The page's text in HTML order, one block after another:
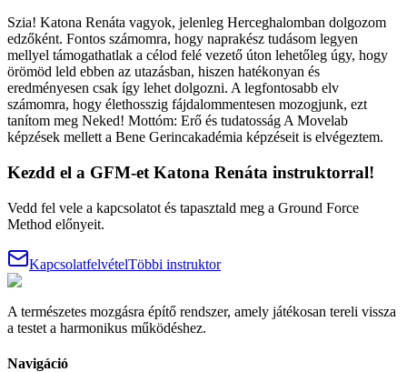
Szia! Katona Renáta vagyok, jelenleg Herceghalomban dolgozom
edzőként. Fontos számomra, hogy naprakész tudásom legyen
mellyel támogathatlak a célod felé vezető úton lehetőleg úgy, hogy
örömöd leld ebben az utazásban, hiszen hatékonyan és
eredményesen csak így lehet dolgozni. A legfontosabb elv
számomra, hogy élethosszig fájdalommentesen mozogjunk, ezt
tanítom meg Neked! Mottóm: Erő és tudatosság A Movelab
képzések mellett a Bene Gerincakadémia képzéseit is elvégeztem.
Kezdd el a GFM-et Katona Renáta instruktorral!
Vedd fel vele a kapcsolatot és tapasztald meg a Ground Force
Method előnyeit.
KapcsolatfelvételTöbbi instruktor
A természetes mozgásra építő rendszer, amely játékosan tereli vissza
a testet a harmonikus működéshez.
Navigáció